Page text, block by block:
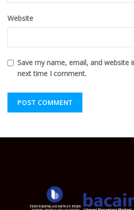
Website
Save my name, email, and website
next time I comment.